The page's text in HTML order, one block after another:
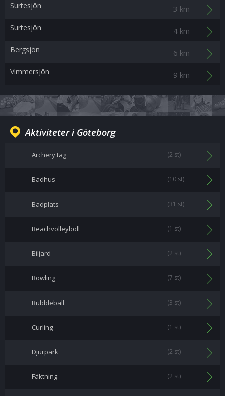
Surtesjön 3 km
Surtesjön 4 km
Bergsjön 6 km
Vimmersjön 9 km
Aktiviteter i Göteborg
Archery tag (2 st)
Badhus (10 st)
Badplats (31 st)
Beachvolleyboll (1 st)
Biljard (2 st)
Bowling (7 st)
Bubbleball (3 st)
Curling (1 st)
Djurpark (2 st)
Fäktning (2 st)